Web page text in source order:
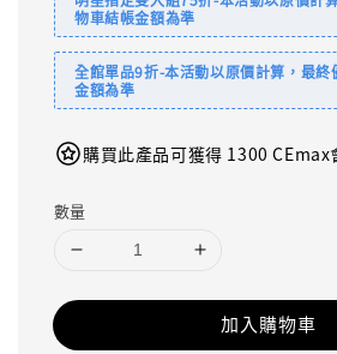
物車結帳金額為準
全館單品9折-本活動以原價計算，最終
金額為準
購買此產品可獲得 1300 CEmax
數量
加入購物車